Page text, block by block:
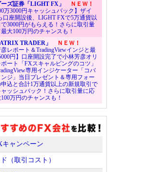
ーズ証券「LIGHT FX」
ＮＥＷ！
万3000円キャッシュバック】ザイ
口座開設後、LIGHT FXで5万通貨以
3000円がもらえる！さらに取引量
大100万円のチャンスも！
TRADER」
ＮＥＷ！
彦レポート＆TradingViewインジと最
円】口座開設完了で小林芳彦オリ
ート「FXスキャルピングのコツ」
専用インジケーター「コバ
ジ」当日プレゼント＆専用フォー
込と合計1万通貨以上の新規取引で
ャッシュバック！さらに取引量に応
万円のチャンスも！
キャンペーン
（取引コスト）